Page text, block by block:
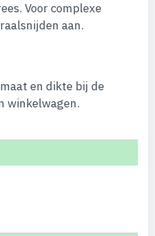
Voor complexe
aan.
en dikte bij de
winkelwagen.